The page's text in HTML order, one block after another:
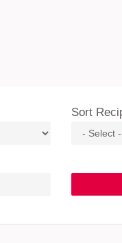
Sort